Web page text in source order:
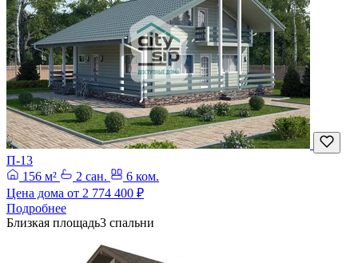
П-13
156 м²
2 сан.
6 ком.
Цена дома от 2 774 400 ₽
Подробнее
Близкая площадь3 спальни